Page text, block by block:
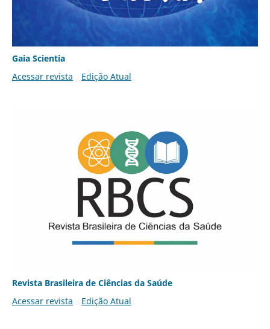
Gaia Scientia
Acessar revista
Edição Atual
Revista Brasileira de Ciências da Saúde
Acessar revista
Edição Atual